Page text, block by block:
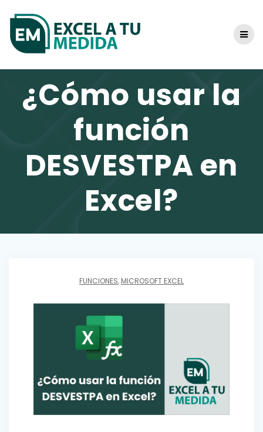
content
¿Cómo usar la
función
DESVESTPA en
Excel?
FUNCIONES, MICROSOFT EXCEL